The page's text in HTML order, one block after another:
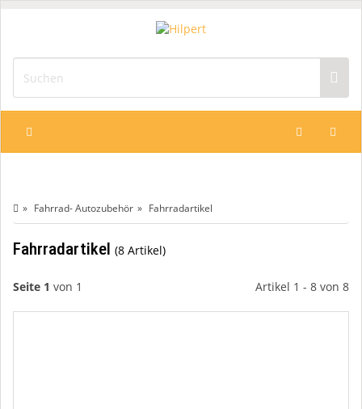
Fahrrad- Autozubehör Fahrradartikel
Fahrradartikel 8 Artikel
Seite 1 von 1 Artikel 1 - 8 von 8